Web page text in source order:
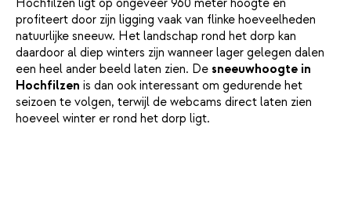
profiteert door zijn ligging vaak van flinke hoeveelheden
natuurlijke sneeuw. Het landschap rond het dorp kan
daardoor al diep winters zijn wanneer lager gelegen dalen
een heel ander beeld laten zien. De sneeuwhoogte in
Hochfilzen is dan ook interessant om gedurende het
seizoen te volgen, terwijl de webcams direct laten zien
hoeveel winter er rond het dorp ligt.